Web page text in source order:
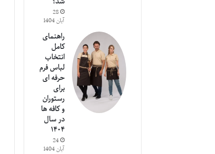
28
آبان 1404
راهنمای
کامل
انتخاب
لباس فرم
حرفه ای
برای
رستوران
و کافه ها
در سال
۱۴۰۴
24
آبان 1404